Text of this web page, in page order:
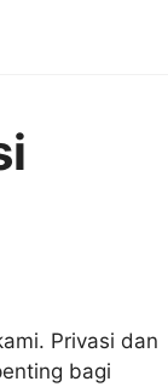
Privasi dan
bagi